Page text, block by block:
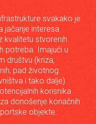
svakako je
jačanje interesa
kvalitetu stvorenih
potreba. Imajući u
društvu (kriza,
pad životnog
i tako dalje)
korisnika
donošenje konačnih
objekte.